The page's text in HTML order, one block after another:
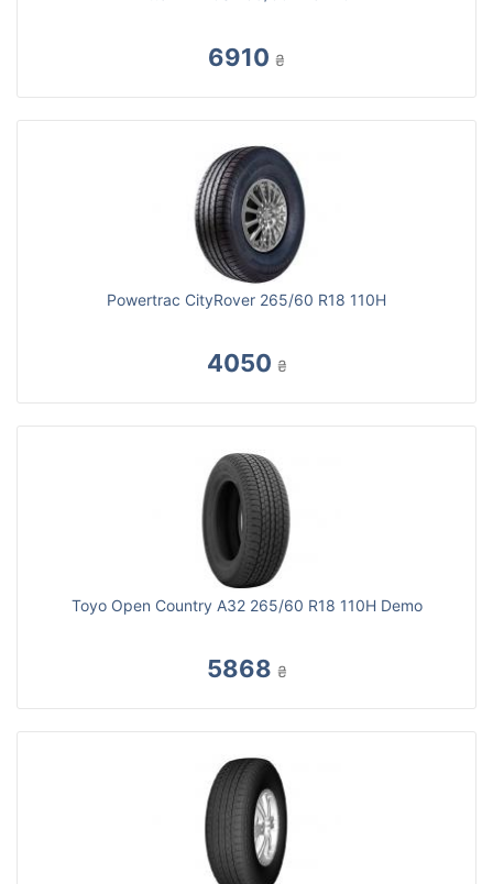
6910 ₴
Powertrac CityRover 265/60 R18 110H
4050 ₴
Toyo Open Country A32 265/60 R18 110H Demo
5868 ₴